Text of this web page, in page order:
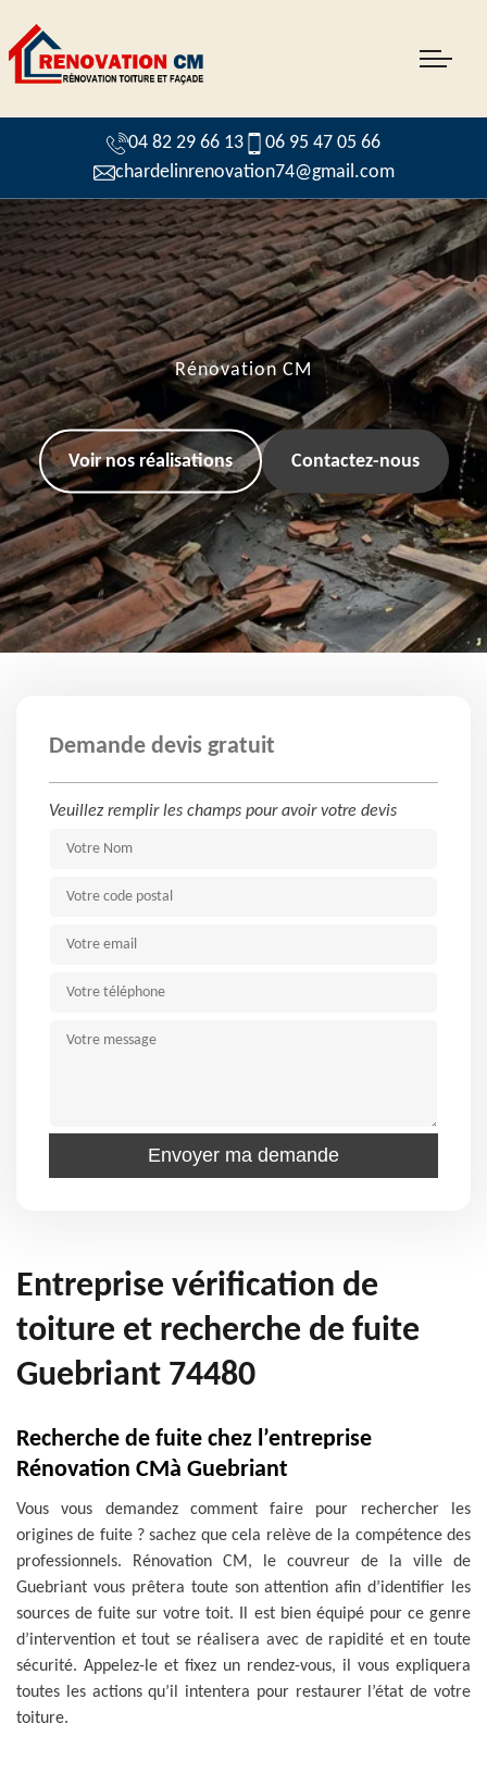
04 82 29 66 13
06 95 47 05 66
chardelinrenovation74@gmail.com
Rénovation CM
Voir nos réalisations Contactez-nous
Demande devis gratuit
Veuillez remplir les champs pour avoir votre devis
Entreprise vérification de
toiture et recherche de fuite
Guebriant 74480
Recherche de fuite chez l’entreprise
Rénovation CMà Guebriant
Vous vous demandez comment faire pour rechercher les
origines de fuite ? sachez que cela relève de la compétence des
professionnels. Rénovation CM, le couvreur de la ville de
Guebriant vous prêtera toute son attention afin d’identifier les
sources de fuite sur votre toit. Il est bien équipé pour ce genre
d’intervention et tout se réalisera avec de rapidité et en toute
sécurité. Appelez-le et fixez un rendez-vous, il vous expliquera
toutes les actions qu’il intentera pour restaurer l’état de votre
toiture.